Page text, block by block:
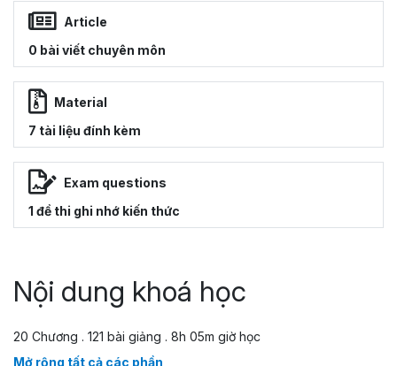
Article
0 bài viết chuyên môn
Material
7 tài liệu đính kèm
Exam questions
1 đề thi ghi nhớ kiến thức
Nội dung khoá học
20 Chương . 121 bài giảng . 8h 05m giờ học
Mở rộng tất cả các phần